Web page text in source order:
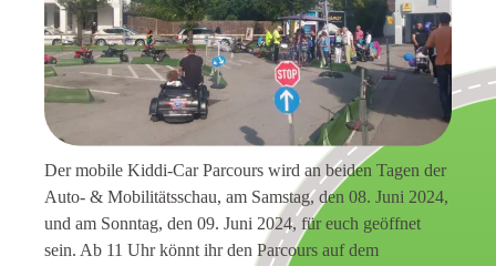
Der mobile Kiddi-Car Parcours wird an beiden Tagen der
Auto- & Mobilitätsschau, am Samstag, den 08. Juni 2024,
und am Sonntag, den 09. Juni 2024, für euch geöffnet
sein. Ab 11 Uhr könnt ihr den Parcours auf dem